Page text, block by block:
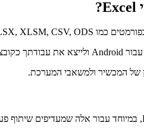
של המכשיר ולמשאבי המערכת.